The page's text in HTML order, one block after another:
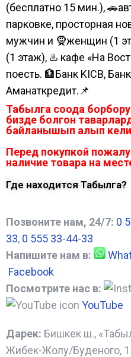
(бесплатно 15 мин.),
парковке, просторная
мужчин и 🧕женщин (1
(1 этаж), ♨️ кафе «На
поесть. 🏦Банк KICB,
Аманаткредит.📌
Табылга соода
бизде болгон
байланышып алып
Перед покупкой
наличие товара на
Где находится Табылга?
Позвоните нам, 24/7: 0
33, 0 555 33-44-33
Напишите нам в:
Facebook
Посмотрите нас в:
YouTube
Дарек: Бишкек ш.,
Жибек-Жолу/Буденого,